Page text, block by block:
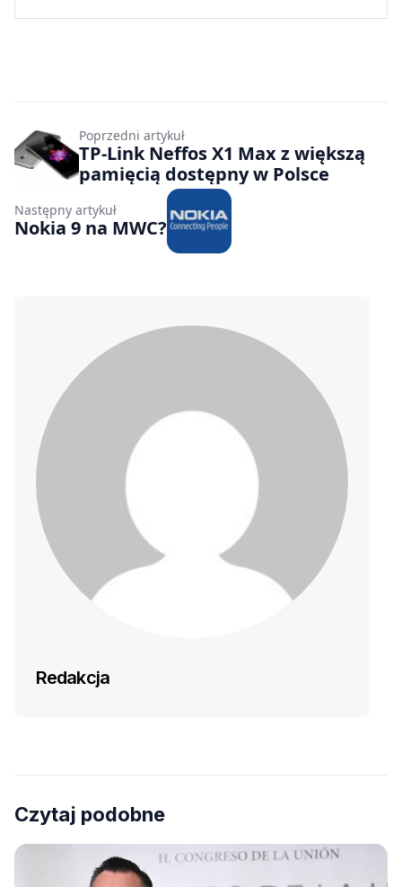
Poprzedni artykuł
TP-Link Neffos X1 Max z większą
pamięcią dostępny w Polsce
Następny artykuł
Nokia 9 na MWC?
Redakcja
Czytaj podobne